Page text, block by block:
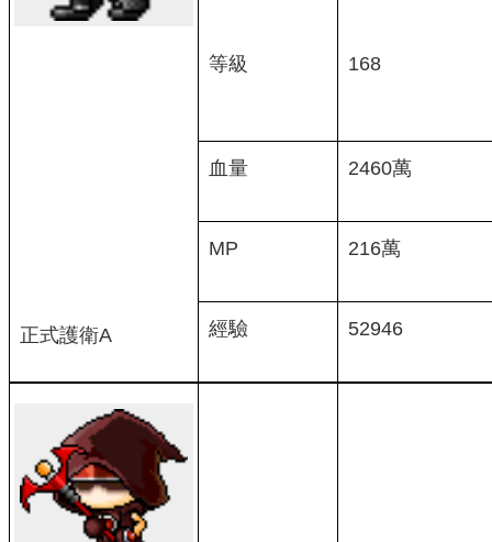
正式護衛A
等級 168
血量 2460萬
MP 216萬
經驗 52946